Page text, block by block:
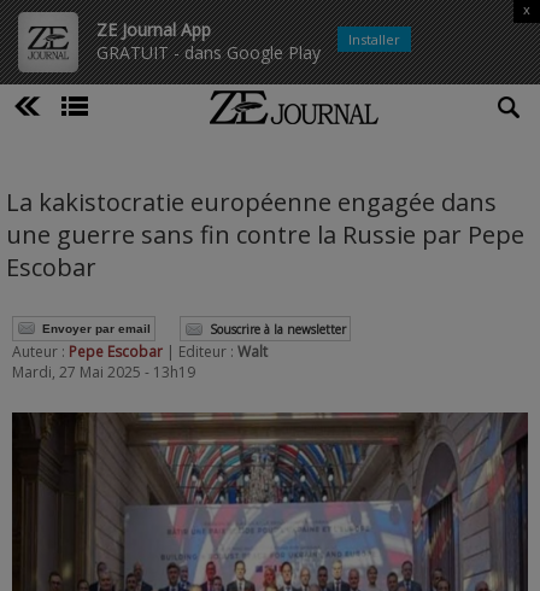
ZE Journal App
GRATUIT - dans Google Play
x
Installer
La kakistocratie européenne engagée dans
une guerre sans fin contre la Russie par Pepe
Escobar
Envoyer par email Souscrire à la newsletter
Auteur : Pepe Escobar | Editeur : Walt
Mardi, 27 Mai 2025 - 13h19